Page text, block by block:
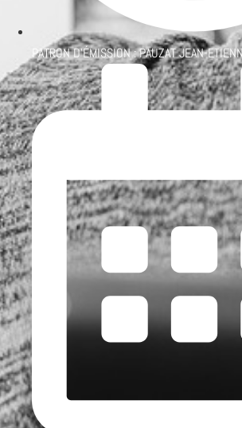
PATRON D'ÉMISSION :PAUZAT JEAN-